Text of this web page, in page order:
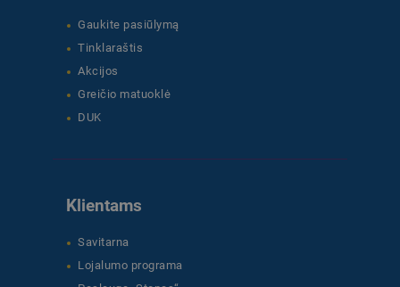
Gaukite pasiūlymą
Tinklaraštis
Akcijos
Greičio matuoklė
DUK
Klientams
Savitarna
Lojalumo programa